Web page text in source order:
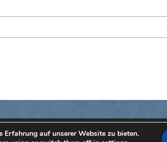
vonWordPress |Theme:Nisarg
auf unserer Website zu bieten.